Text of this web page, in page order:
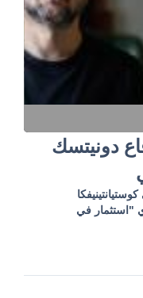
دونيتسك
"استثمار في